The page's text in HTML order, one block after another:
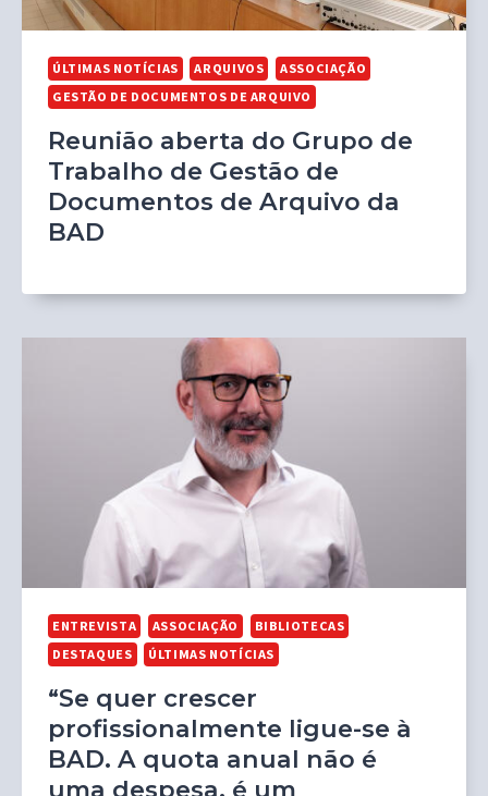
ÚLTIMAS NOTÍCIAS ARQUIVOS
ASSOCIAÇÃO
GESTÃO DE DOCUMENTOS DE ARQUIVO
Reunião aberta do Grupo de
Trabalho de Gestão de
Documentos de Arquivo da
BAD
ENTREVISTA ASSOCIAÇÃO
BIBLIOTECAS
DESTAQUES
ÚLTIMAS NOTÍCIAS
“Se quer crescer
profissionalmente ligue-se à
BAD. A quota anual não é
uma despesa, é um